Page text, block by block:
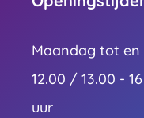
Maandag tot en
12.00 / 13.00 -
uur